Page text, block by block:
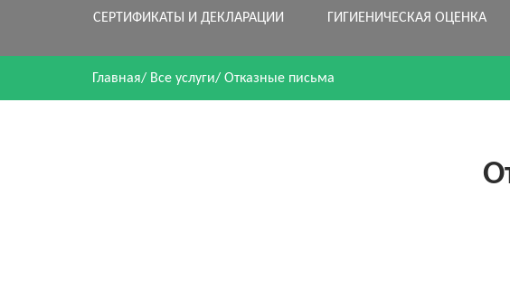
СЕРТИФИКАТЫ И ДЕКЛАРАЦИИ ГИГИЕНИЧЕСКАЯ ОЦЕНКА
Главная/ Все услуги/ Отказные письма